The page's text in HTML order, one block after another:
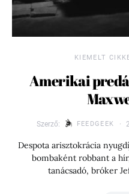
KIEMELT
Amerikai
Szerző: FEEDGEEK
Despota arisztokrácia
bombaként robbant a
tanácsadó, bróker